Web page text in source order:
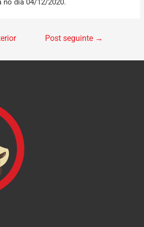
Post seguinte →